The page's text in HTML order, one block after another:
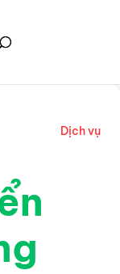
Dịch vụ